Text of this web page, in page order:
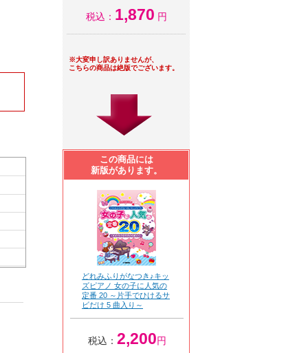
税込： 1,870 円
※大変申し訳ありませんが、
こちらの商品は絶版でございます。
この商品には
新版があります。
どれみふりがなつき♪キッ
ズピアノ 女の子に人気の
定番 20 ～片手でひけるサ
ビだけ 5 曲入り～
税込： 2,200円